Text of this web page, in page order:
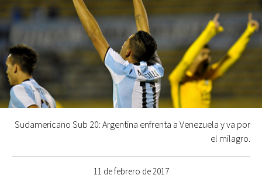
11 de febrero de 2017
Sudamericano Sub 20: Argentina enfrenta a Venezuela y va por
el milagro.